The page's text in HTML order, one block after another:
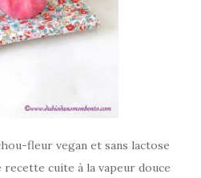
fleur vegan et sans lactose
recette cuite à la vapeur douce